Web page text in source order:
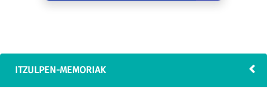
ITZULPEN-MEMORIAK